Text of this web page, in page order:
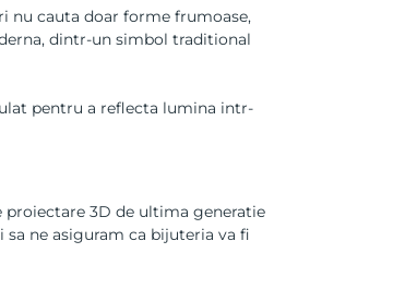
nu cauta doar forme frumoase,
dintr-un simbol traditional
pentru a reflecta lumina intr-
3D de ultima generatie
ne asiguram ca bijuteria va fi